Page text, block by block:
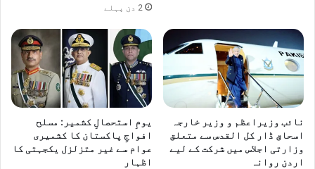
2 دن پہلے
نائب وزیراعظم و وزیر خارجہ
اسحاق ڈار کل القدس سے متعلق
وزارتی اجلاس میں شرکت کے لیے
اردن روانہ
یومِ استحصالِ کشمیر: مسلح
افواجِ پاکستان کا کشمیری
عوام سے غیر متزلزل یکجہتی کا
اظہار